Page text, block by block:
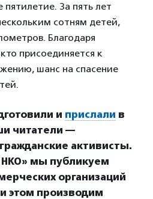
пятилетие. За пять лет
сотням детей,
Благодаря
присоединяется к
шанс на спасение
и прислали в
читатели —
активисты.
мы публикуем
организаций
этом производим